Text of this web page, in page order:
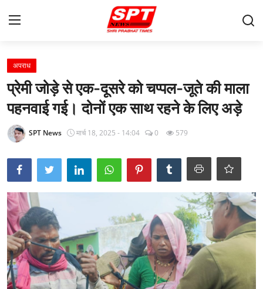
मुखपृष्ठ
Contact
क्षेत्रीय
Gallery
विदेश
राज्य
मध्यप्रदेश
अपराध
प्रेमी जोड़े से एक-दूसरे को चप्पल-जूते की माला
पहनवाई गई। दोनों एक साथ रहने के लिए अड़े
SPT News मार्च 18, 2025 - 14:04 0 579